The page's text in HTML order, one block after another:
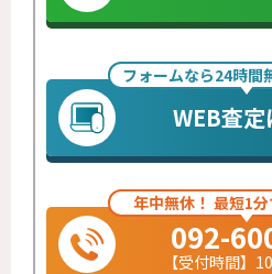
フォームなら24時間
WEB査
年中無休！ 最短1分
092-
【受付時間】